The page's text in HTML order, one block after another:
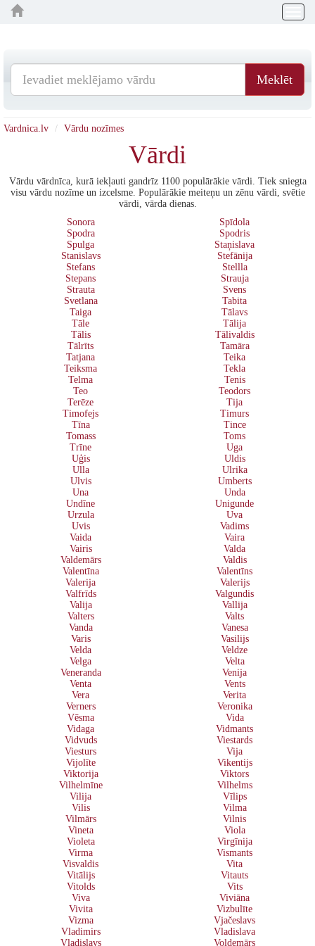
Meklēt
Vardnica.lv Vārdu nozīmes
Vārdi
Vārdu vārdnīca, kurā iekļauti gandrīz 1100 populārākie vārdi. Tiek sniegta
visu vārdu nozīme un izcelsme. Populārākie meiteņu un zēnu vārdi, svētie
vārdi, vārda dienas.
Sonora
Spīdola
Spodra
Spodris
Spulga
Staņislava
Stanislavs
Stefānija
Stefans
Stellla
Stepans
Strauja
Strauta
Svens
Svetlana
Tabita
Taiga
Tālavs
Tāle
Tālija
Tālis
Tālivaldis
Tālrīts
Tamāra
Tatjana
Teika
Teiksma
Tekla
Telma
Tenis
Teo
Teodors
Terēze
Tija
Timofejs
Timurs
Tīna
Tince
Tomass
Toms
Trīne
Uga
Uģis
Uldis
Ulla
Ulrika
Ulvis
Umberts
Una
Unda
Undīne
Unigunde
Urzula
Uva
Uvis
Vadims
Vaida
Vaira
Vairis
Valda
Valdemārs
Valdis
Valentīna
Valentīns
Valerija
Valerijs
Valfrīds
Valgundis
Valija
Vallija
Valters
Valts
Vanda
Vanesa
Varis
Vasilijs
Velda
Veldze
Velga
Velta
Veneranda
Venija
Venta
Vents
Vera
Verita
Verners
Veronika
Vēsma
Vida
Vidaga
Vidmants
Vidvuds
Viestards
Viesturs
Vija
Vijolīte
Vikentijs
Viktorija
Viktors
Vilhelmīne
Vilhelms
Vilija
Vīlips
Vilis
Vilma
Vilmārs
Vilnis
Vineta
Viola
Violeta
Virgīnija
Virma
Vismants
Visvaldis
Vita
Vitālijs
Vitauts
Vitolds
Vits
Viva
Viviāna
Vivita
Vizbulīte
Vizma
Vjačeslavs
Vladimirs
Vladislava
Vladislavs
Voldemārs